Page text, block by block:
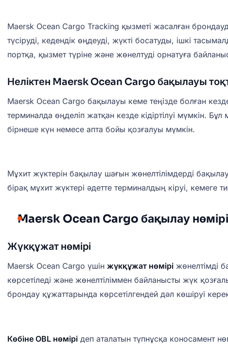
Maersk Ocean Cargo Tracking қызметі жасалған
түсіруді, кедендік өңдеуді, жүкті босатуды, ішкі
портқа, қызмет түріне және жөнелтуді орнатуға
Неліктен Maersk Ocean Cargo бақылауы
Maersk Ocean Cargo бақылауы кеме теңізде болған
терминалда өңделіп жатқан кезде кідіртілуі мүмкін.
бірнеше күн немесе апта бойы қозғалуы мүмкін.
Мұхит жүктерін бақылау шағын жөнелтілімдерді
бірақ мұхит жүктері әдетте терминалдың кіруі,
Maersk Ocean Cargo бақылау
Жүкқұжат нөмірі
Maersk Ocean Cargo үшін жүкқұжат нөмірі жөнелтімді
көрсетіледі және жөнелтіліммен байланысты жүк
брондау құжаттарында көрсетілгендей дәл көшіруі
Көбіне OBL нөмірі деп аталатын түпнұсқа коносамент